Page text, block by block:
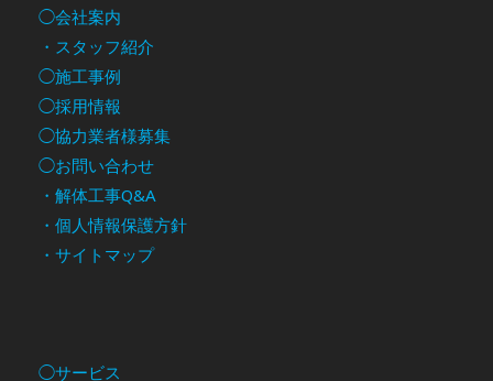
◯会社案内
・スタッフ紹介
◯施工事例
◯採用情報
◯協力業者様募集
◯お問い合わせ
・解体工事Q&A
・個人情報保護方針
・サイトマップ
◯サービス